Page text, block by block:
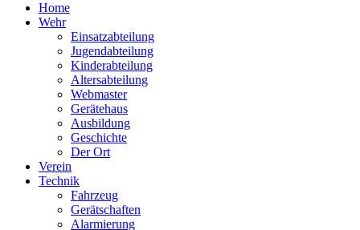
Home
Wehr
Einsatzabteilung
Jugendabteilung
Kinderabteilung
Altersabteilung
Webmaster
Gerätehaus
Ausbildung
Geschichte
Der Ort
Verein
Technik
Fahrzeug
Gerätschaften
Alarmierung